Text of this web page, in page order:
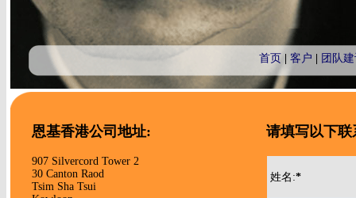
首页 客户 团队
恩基香港公司地址:
907 Silvercord Tower 2
30 Canton Raod
Tsim Sha Tsui
请填写以下
姓名:*